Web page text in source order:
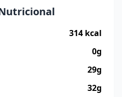
314 kcal
0g
29g
32g